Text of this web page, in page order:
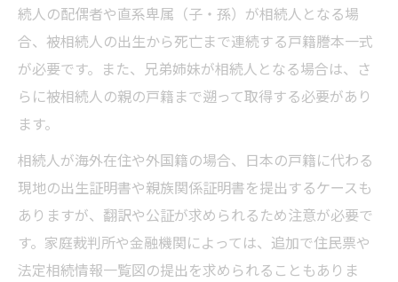
続人の配偶者や直系卑属（子・孫）が相続人となる場
合、被相続人の出生から死亡まで連続する戸籍謄本一式
が必要です。また、兄弟姉妹が相続人となる場合は、さ
らに被相続人の親の戸籍まで遡って取得する必要があり
ます。
相続人が海外在住や外国籍の場合、日本の戸籍に代わる
現地の出生証明書や親族関係証明書を提出するケースも
ありますが、翻訳や公証が求められるため注意が必要で
す。家庭裁判所や金融機関によっては、追加で住民票や
法定相続情報一覧図の提出を求められることもありま